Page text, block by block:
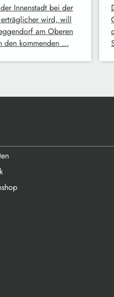
Innenstadt bei der
wird, will
am Oberen
den kommenden …